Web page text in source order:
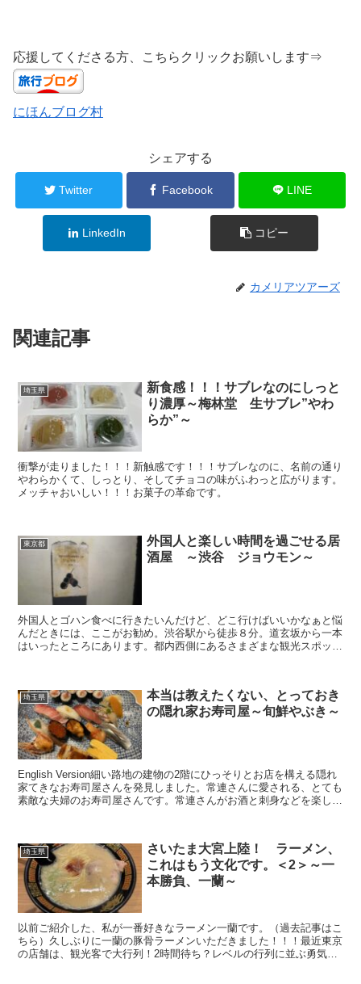
応援してくださる方、こちらクリックお願いします⇒
にほんブログ村
シェアする
Twitter Facebook LINE
LinkedIn コピー
カメリアツアーズ
関連記事
埼玉県
新食感！！！サブレなのにしっと
り濃厚～梅林堂 生サブレ”やわ
らか”～
衝撃が走りました！！！新触感です！！！サブレなのに、名前の通り
やわらかくて、しっとり、そしてチョコの味がふわっと広がります。
メッチャおいしい！！！お菓子の革命です。
東京都
外国人と楽しい時間を過ごせる居
酒屋 ～渋谷 ジョウモン～
外国人とゴハン食べに行きたいんだけど、どこ行けばいいかなぁと悩
んだときには、ここがお勧め。渋谷駅から徒歩８分。道玄坂から一本
はいったところにあります。都内西側にあるさまざまな観光スポット
埼玉県
本当は教えたくない、とっておき
の隠れ家お寿司屋～旬鮮やぶき～
English Version細い路地の建物の2階にひっそりとお店を構える隠れ
家てきなお寿司屋さんを発見しました。常連さんに愛される、とても
素敵な夫婦のお寿司屋さんです。常連さんがお酒と刺身などを楽しん
埼玉県
さいたま大宮上陸！ ラーメン、
これはもう文化です。＜2＞～一
本勝負、一蘭～
以前ご紹介した、私が一番好きなラーメン一蘭です。（過去記事はこ
ちら）久しぶりに一蘭の豚骨ラーメンいただきました！！！最近東京
の店舗は、観光客で大行列！2時間待ち？レベルの行列に並ぶ勇気な